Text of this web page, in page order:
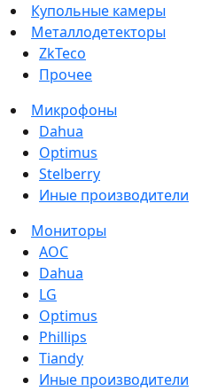
Купольные камеры
Металлодетекторы
ZkTeco
Прочее
Микрофоны
Dahua
Optimus
Stelberry
Иные производители
Мониторы
AOC
Dahua
LG
Optimus
Phillips
Tiandy
Иные производители